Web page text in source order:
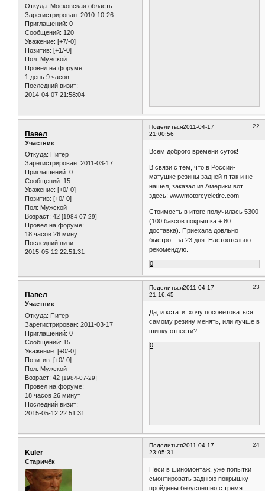
Откуда:Московская область
Зарегистрирован: 2010-10-26
Приглашений:0
Сообщений:120
Уважение:
[+7/-0]
Пол:Мужской
1 день 9 часов
Последний визит:
2014-04-07 21:58:04
Поделиться
2011-04-17
21:00:56
Павел
Участник
Откуда:Питер
Зарегистрирован: 2011-03-17
Приглашений:0
Сообщений: 15
Уважение: [+0/-0]
Позитив: [+0/-0]
Провел на форуме:
18 часов 26 минут
Последний визит:
Всем доброго времени суток!
В связи с тем, что в России-
матушке резины задней я так и не
нашёл, заказал из Америки вот
здесь: wwwmotorcycletire.com
Стоимость в итоге получилась 5300
(100 баксов покрышка + 80
доставка). Приехала довльно
быстро - за 23 дня. Настоятельно
0
Поделиться
Павел
Участник
Откуда:Питер
Зарегистрирован: 2011-03-17
Приглашений:0
Сообщений: 15
Уважение: [+0/-0]
Позитив: [+0/-0]
Возраст:42[1984-07-29]
18 часов 26 минут
Последний визит:
2015-05-12 22:51:31